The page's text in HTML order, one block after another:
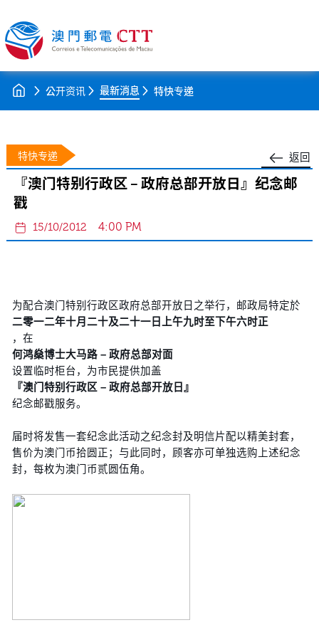
公开资讯 最新消息 特快专递
返回
特快专递
『澳门特别行政区 – 政府总部开放日』纪念邮
戳
15/10/2012 4:00 PM
为配合澳门特别行政区政府总部开放日之举行，邮政局特定於
二零一二年十月二十及二十一日上午九时至下午六时正
，在
何鸿燊博士大马路 – 政府总部对面
设置临时柜台，为市民提供加盖
『澳门特别行政区 – 政府总部开放日』
纪念邮戳服务。
届时将发售一套纪念此活动之纪念封及明信片配以精美封套，
售价为澳门币拾圆正；与此同时，顾客亦可单独选购上述纪念
封，每枚为澳门币贰圆伍角。